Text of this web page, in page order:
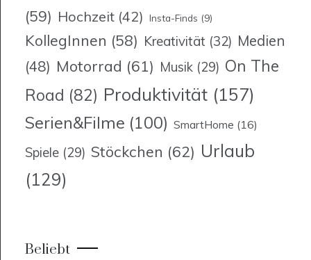
(59) Hochzeit (42) Insta-Finds (9)
KollegInnen (58) Kreativität (32) Medien
(48) Motorrad (61) Musik (29) On The
Road (82) Produktivität (157)
Serien&Filme (100) SmartHome (16)
Spiele (29) Stöckchen (62) Urlaub
(129)
Beliebt